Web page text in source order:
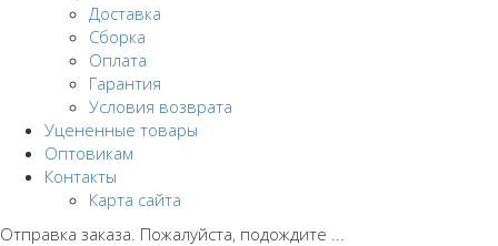
Доставка
Сборка
Оплата
Гарантия
Условия возврата
Уцененные товары
Оптовикам
Контакты
Карта сайта
Отправка заказа. Пожалуйста, подождите ...